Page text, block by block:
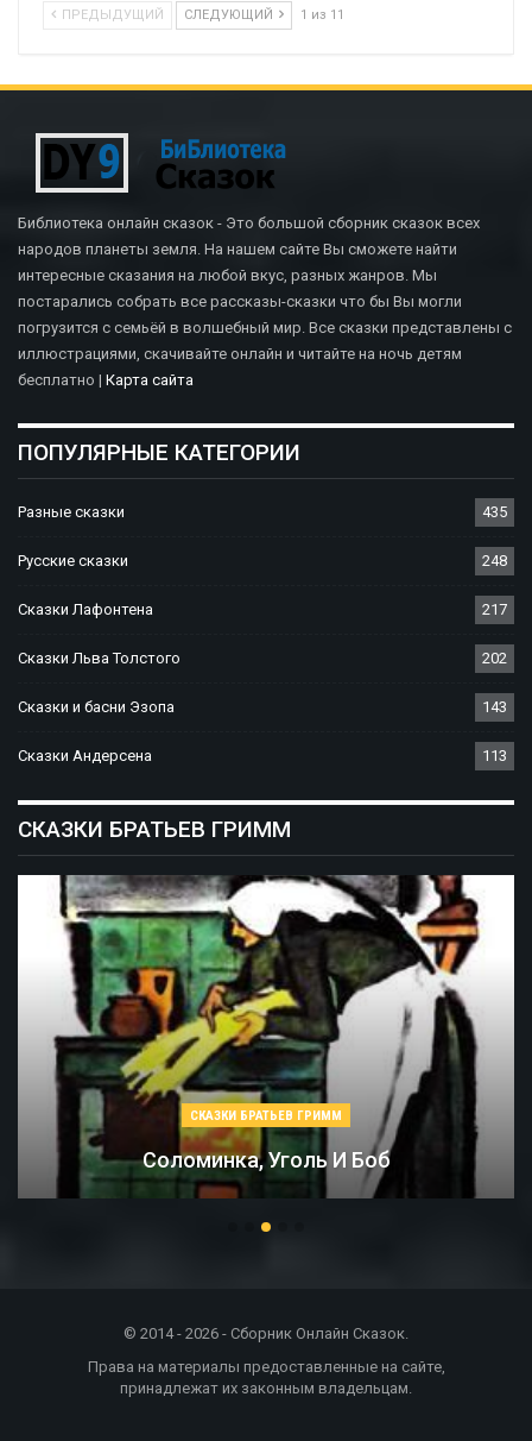
ПРЕДЫДУЩИЙ СЛЕДУЮЩИЙ 1 из 11
Библиотека онлайн сказок - Это большой сборник сказок всех
народов планеты земля. На нашем сайте Вы сможете найти
интересные сказания на любой вкус, разных жанров. Мы
постарались собрать все рассказы-сказки что бы Вы могли
погрузится с семьёй в волшебный мир. Все сказки представлены с
иллюстрациями, скачивайте онлайн и читайте на ночь детям
бесплатно | Карта сайта
ПОПУЛЯРНЫЕ КАТЕГОРИИ
Разные сказки 435
Русские сказки 248
Сказки Лафонтена 217
Сказки Льва Толстого 202
Сказки и басни Эзопа 143
Сказки Андерсена 113
СКАЗКИ БРАТЬЕВ ГРИММ
СКАЗКИ БРАТЬЕВ ГРИММ
Соломинка, Уголь И Боб
© 2014 - 2026 - Сборник Онлайн Сказок.
Права на материалы предоставленные на сайте,
принадлежат их законным владельцам.